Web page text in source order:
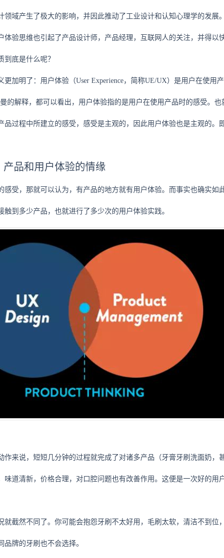
领域产生了极大的影响，并因此推动了工业设计和认知心理学的发展
体验思维也引起了产品设计师，产品经理，互联网人的关注，并得以
到底是什么呢？
更加明了：用户体验（User Experience，简称UE/UX）是用户在使用
的解释，都可以看出，用户体验指的是用户在使用产品时的感受。
品过程中所建立的感受，感受是主观的，因此用户体验也是主观的。
品和用户体验的情缘
感受，那就可以认为，有产品的地方就有用户体验。而事实也确实
触到多少产品，也就进行了多少次的用户体验实践。
作来说，短短几分钟的过程就完成了对诸多产品（牙膏牙刷洗面奶，
味道清新，价格合理，对口腔问题也有改善作用。这便是一次好的用
就截然不同了。你可能会抱怨牙刷不太好用，毛刷太软，清洁不到
牌的牙刷也不会选择。